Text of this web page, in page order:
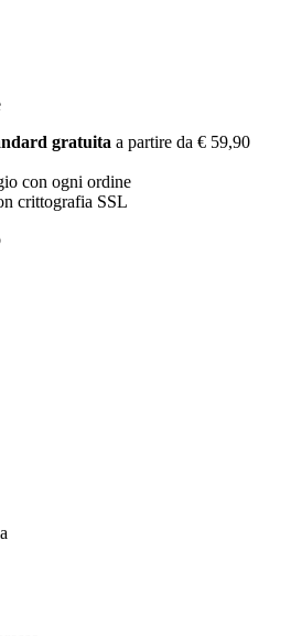
gratuita a partire da € 59,90
con ogni ordine
crittografia SSL